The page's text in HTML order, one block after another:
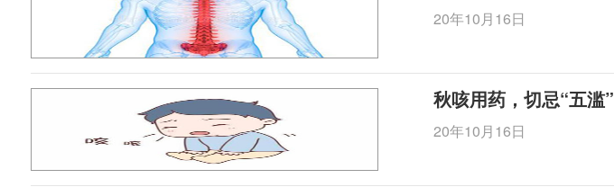
20年10月16日
秋咳用药，切忌“五滥”
20年10月16日